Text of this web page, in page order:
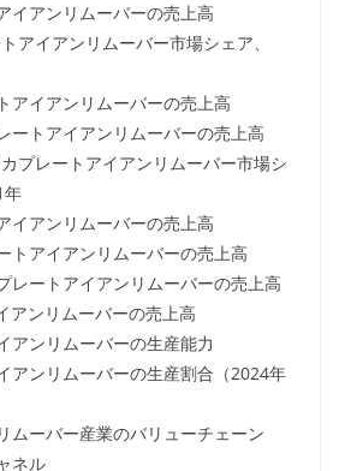
イアンリムーバーの売上高
アイアンリムーバー市場シェア、
アイアンリムーバーの売上高
ートアイアンリムーバーの売上高
プレートアイアンリムーバー市場シ
年
イアンリムーバーの売上高
トアイアンリムーバーの売上高
レートアイアンリムーバーの売上高
アンリムーバーの売上高
アンリムーバーの生産能力
アンリムーバーの生産割合（2024年
ムーバー産業のバリューチェーン
ネル